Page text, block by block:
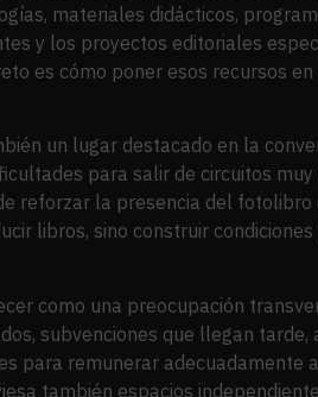
materiales didácticos,
y los proyectos editoriales
es cómo poner esos recursos
un lugar destacado en la
para salir de circuitos
reforzar la presencia del
libros, sino construir
como una preocupación
subvenciones que llegan
para remunerar adecuadamente
también espacios